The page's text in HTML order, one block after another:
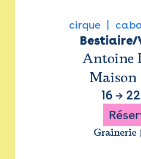
cirque
Bestiaire/
Antoine
Maison
16→
Grainerie